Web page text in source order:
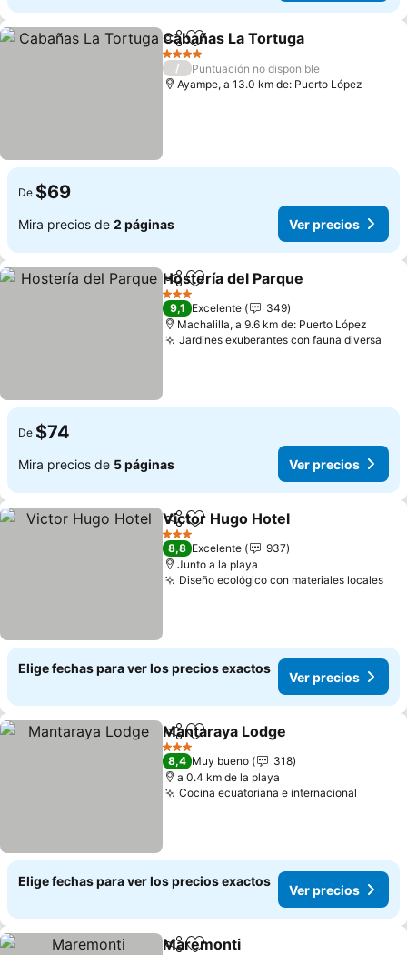
CompartirAgregar a favoritos
Cabañas La Tortuga
4 Estrellas
/
Puntuación no disponible
Ayampe, a 13.0 km de: Puerto López
De $69
Mira precios de 2 páginas Ver precios
CompartirAgregar a favoritos
Hostería del Parque
3 Estrellas
9,1 Excelente
349
Machalilla, a 9.6 km de: Puerto López
Jardines exuberantes con fauna diversa
De $74
Mira precios de 5 páginas Ver precios
CompartirAgregar a favoritos
Victor Hugo Hotel
3 Estrellas
8,8 Excelente
937
Junto a la playa
Diseño ecológico con materiales locales
Elige fechas para ver los precios exactos
Ver precios
CompartirAgregar a favoritos
Mantaraya Lodge
3 Estrellas
8,4 Muy bueno
318
a 0.4 km de la playa
Cocina ecuatoriana e internacional
Elige fechas para ver los precios exactos
Ver precios
Maremonti